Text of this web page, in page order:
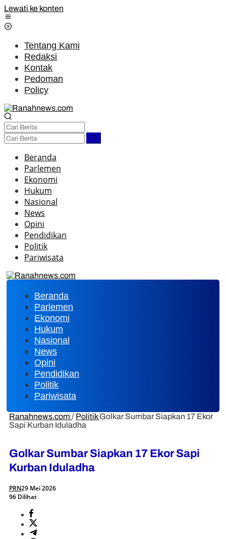
Lewati ke konten
Tentang Kami
Redaksi
Kontak
Pedoman
Policy
Beranda
Parlemen
Ekonomi
Hukum
Nasional
News
Opini
Pendidikan
Politik
Pariwisata
Beranda
Parlemen
Ekonomi
Hukum
Nasional
News
Opini
Pendidikan
Politik
Pariwisata
Ranahnews.com / Politik Golkar Sumbar Siapkan 17 Ekor
Sapi Kurban Iduladha
Golkar Sumbar Siapkan 17 Ekor Sapi
Kurban Iduladha
PRN29 Mei 2026
96 Dilihat